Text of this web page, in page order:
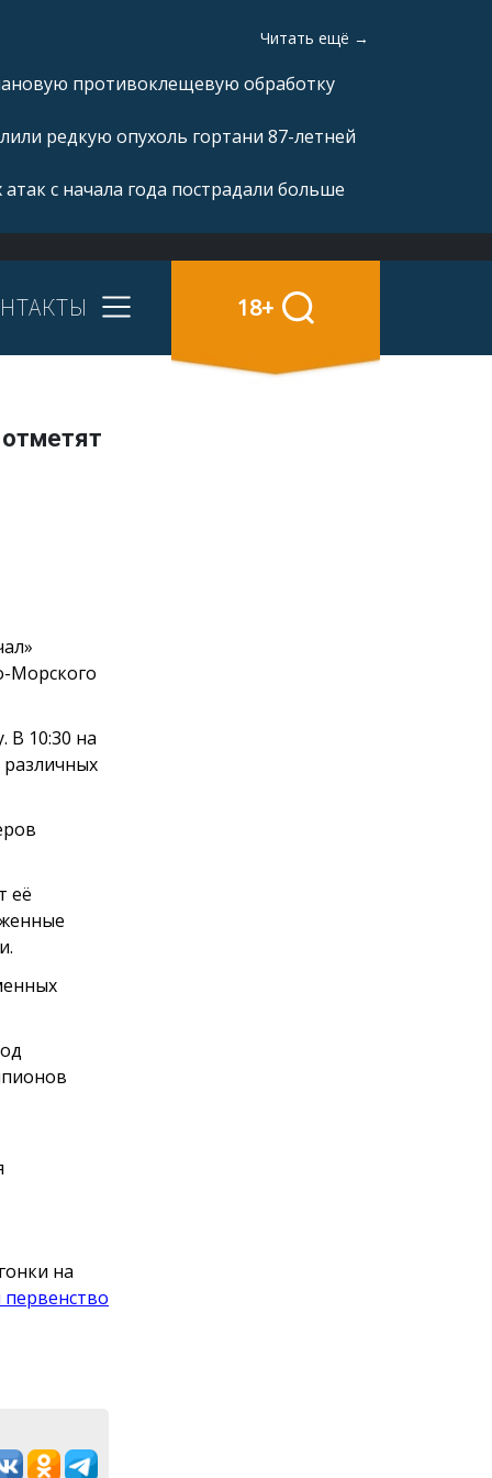
Читать ещё →
противоклещевую обработку
редкую опухоль гортани 87-летней
с начала года пострадали больше
18+
Морского
В 10:30 на
её
на